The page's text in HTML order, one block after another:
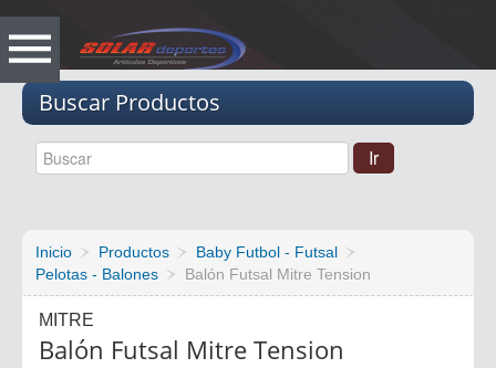
Buscar Productos
Inicio Productos
Baby Futbol - Futsal
Pelotas - Balones
Balón Futsal Mitre Tension
MITRE
Balón Futsal Mitre Tension